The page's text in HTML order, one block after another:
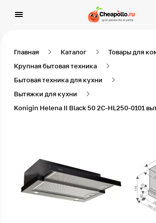
Главная Каталог
Товары для
Крупная бытовая техника
Бытовая техника для кухни
Вытяжки для кухни
Konigin Helena II Black 50 2C-НL250-0101